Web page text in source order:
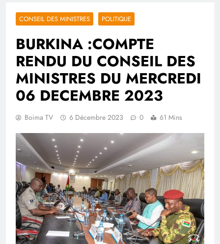
CONSEIL DES MINISTRES POLITIQUE
BURKINA :COMPTE
RENDU DU CONSEIL DES
MINISTRES DU MERCREDI
06 DECEMBRE 2023
Boima TV 6 Décembre 2023 0 61 Mins